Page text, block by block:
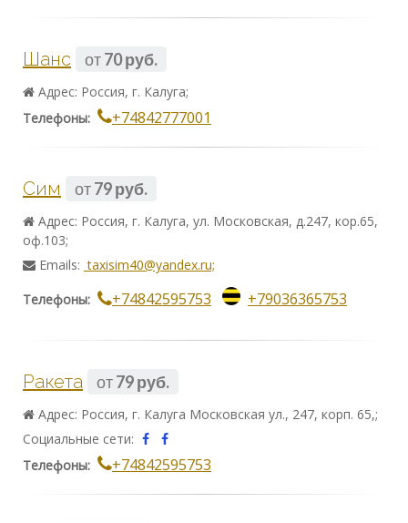
Шанс от70 руб.
Адрес: Россия, г. Калуга;
Телефоны:
+74842777001
Сим от79 руб.
Адрес: Россия, г. Калуга, ул. Московская, д.247, кор.65,
оф.103;
Emails: taxisim40@yandex.ru;
Телефоны: +74842595753 +79036365753
Ракета от79 руб.
Адрес: Россия, г. Калуга Московская ул., 247, корп. 65,;
Социальные сети:
Телефоны:
+74842595753